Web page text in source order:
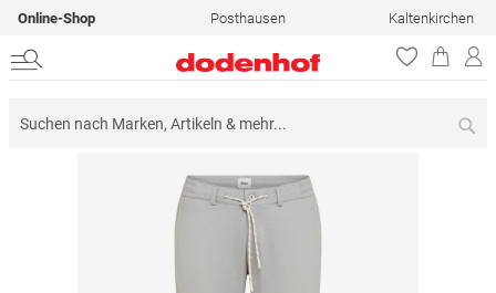
Online-Shop Posthausen Kaltenkirchen